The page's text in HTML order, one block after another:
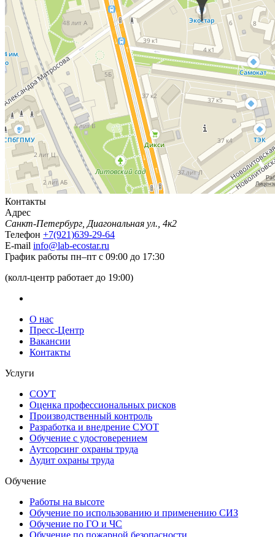
Контакты
Адрес
Санкт-Петербург, Диагональная ул., 4к2
Телефон +7(921)639-29-64
E-mail info@lab-ecostar.ru
График работы пн–пт с 09:00 до 17:30
(колл-центр работает до 19:00)
О нас
Пресс-Центр
Вакансии
Контакты
Услуги
СОУТ
Оценка профессиональных рисков
Производственный контроль
Разработка и внедрение СУОТ
Обучение с удостоверением
Аутсорсинг охраны труда
Аудит охраны труда
Обучение
Работы на высоте
Обучение по использованию и применению СИЗ
Обучение по ГО и ЧС
Обучение по пожарной безопасности